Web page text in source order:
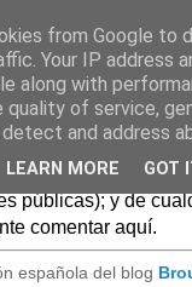
comentarios,
como
en el
públicas); y de
comentar aquí.
española del blog
from Google to
Your IP address
along with
of service,
and address
LEARN MORE GOT